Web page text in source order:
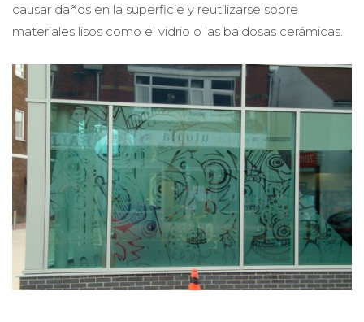
causar daños en la superficie y reutilizarse sobre
materiales lisos como el vidrio o las baldosas cerámicas.